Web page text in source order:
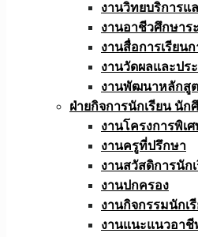
งานวิทยบริการแ
งานอาชีวศึกษาร
งานสื่อการเรียน
งานวัดผลและปร
งานพัฒนาหลักสู
ฝ่ายกิจการนักเรียน นัก
งานโครงการพิเ
งานครูที่ปรึกษา
งานสวัสดิการนัก
งานปกครอง
งานกิจกรรมนักเ
งานแนะแนวอาชี